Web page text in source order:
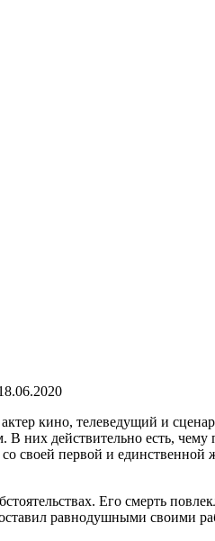
кино, телеведущий и
них действительно есть,
своей первой и
Его смерть
равнодушными своими